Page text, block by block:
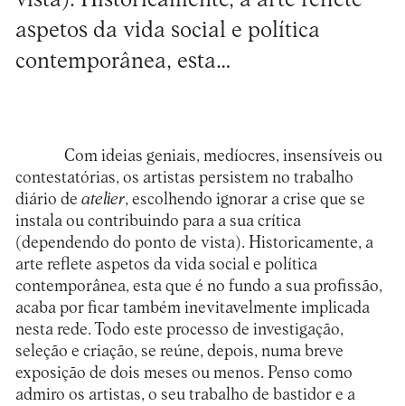
aspetos da vida social e política
contemporânea, esta…
Com ideias geniais, medíocres, insensíveis ou
contestatórias, os artistas persistem no trabalho
diário de atelier, escolhendo ignorar a crise que se
instala ou contribuindo para a sua crítica
(dependendo do ponto de vista). Historicamente, a
arte reflete aspetos da vida social e política
contemporânea, esta que é no fundo a sua profissão,
acaba por ficar também inevitavelmente implicada
nesta rede. Todo este processo de investigação,
seleção e criação, se reúne, depois, numa breve
exposição de dois meses ou menos. Penso como
admiro os artistas, o seu trabalho de bastidor e a